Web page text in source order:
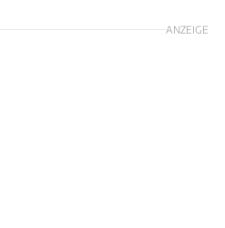
ANZEIGE